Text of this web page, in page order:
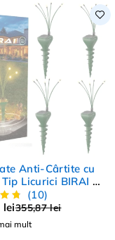
Anti-Cârtite cu
Licurici BIRAI M8
Solar, IP65,
Grădină
(10)
355,87lei
lei
mult